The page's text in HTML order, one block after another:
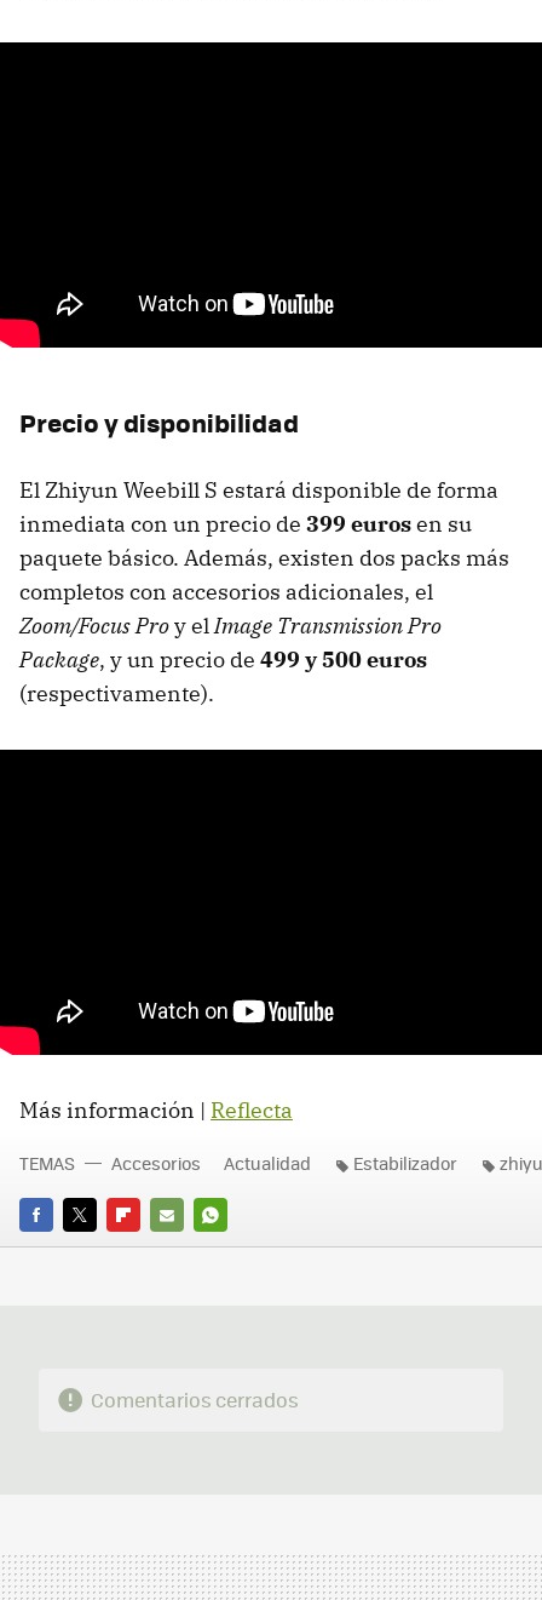
Precio y disponibilidad
El Zhiyun Weebill S estará disponible de forma
inmediata con un precio de 399 eurosen su
paquete básico. Además, existen dos packs más
completos con accesorios adicionales, el
Zoom/Focus Proy elImage Transmission Pro
Package, y un precio de 499 y 500 euros
(respectivamente).
Más información | Reflecta
FACEBOOK
TWITTERFLIPBOARD
E-
WHATSAPP
TEMAS Accesorios Actualidad Estabilizador
Comentarios cerrados